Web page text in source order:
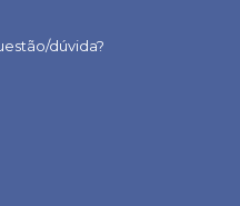
dúvida?